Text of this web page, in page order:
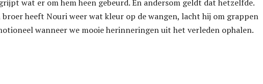
wat er om hem heen gebeurd. En andersom geldt dat hetzelfde.
broer heeft Nouri weer wat kleur op de wangen, lacht hij om grappen
wanneer we mooie herinneringen uit het verleden ophalen.